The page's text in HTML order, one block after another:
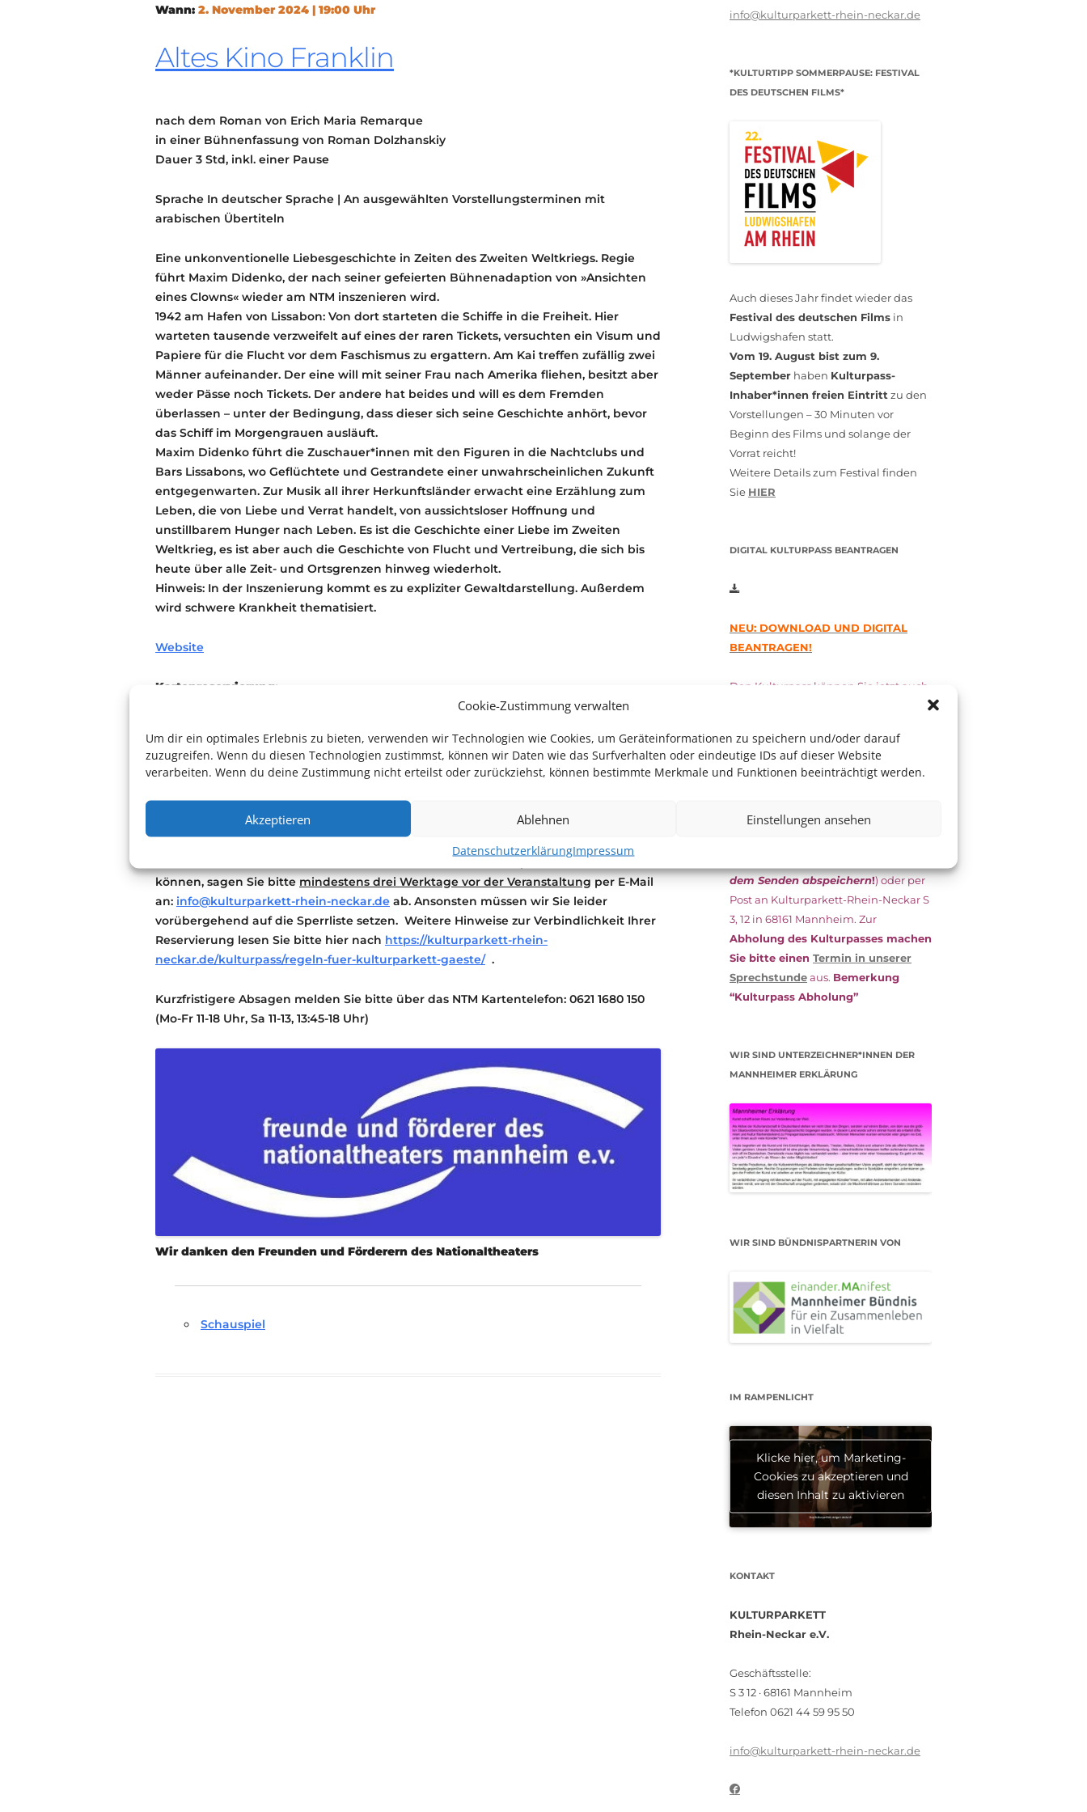
Cookie-Zustimmung verwalten
Um dir ein optimales Erlebnis zu bieten, verwenden wir Technologien wie Cookies, um Geräteinformationen zu speichern und/oder darauf
zuzugreifen. Wenn du diesen Technologien zustimmst, können wir Daten wie das Surfverhalten oder eindeutige IDs auf dieser Website
verarbeiten. Wenn du deine Zustimmung nicht erteilst oder zurückziehst, können bestimmte Merkmale und Funktionen beeinträchtigt werden.
Akzeptieren Ablehnen Einstellungen ansehen
DatenschutzerklärungImpressum
TRANSPARENZ
Wann: 2. November 2024 | 19:00 Uhr
Altes Kino Franklin
nach dem Roman von Erich Maria Remarque
in einer Bühnenfassung von Roman Dolzhanskiy
Dauer 3 Std, inkl. einer Pause
Sprache In deutscher Sprache | An ausgewählten Vorstellungsterminen mit
arabischen Übertiteln
Eine unkonventionelle Liebesgeschichte in Zeiten des Zweiten Weltkriegs. Regie
führt Maxim Didenko, der nach seiner gefeierten Bühnenadaption von »Ansichten
eines Clowns« wieder am NTM inszenieren wird.
1942 am Hafen von Lissabon: Von dort starteten die Schiffe in die Freiheit. Hier
warteten tausende verzweifelt auf eines der raren Tickets, versuchten ein Visum und
Papiere für die Flucht vor dem Faschismus zu ergattern. Am Kai treffen zufällig zwei
Männer aufeinander. Der eine will mit seiner Frau nach Amerika fliehen, besitzt aber
weder Pässe noch Tickets. Der andere hat beides und will es dem Fremden
überlassen – unter der Bedingung, dass dieser sich seine Geschichte anhört, bevor
das Schiff im Morgengrauen ausläuft.
Maxim Didenko führt die Zuschauer*innen mit den Figuren in die Nachtclubs und
Bars Lissabons, wo Geflüchtete und Gestrandete einer unwahrscheinlichen Zukunft
entgegenwarten. Zur Musik all ihrer Herkunftsländer erwacht eine Erzählung zum
Leben, die von Liebe und Verrat handelt, von aussichtsloser Hoffnung und
unstillbarem Hunger nach Leben. Es ist die Geschichte einer Liebe im Zweiten
Weltkrieg, es ist aber auch die Geschichte von Flucht und Vertreibung, die sich bis
heute über alle Zeit- und Ortsgrenzen hinweg wiederholt.
Hinweis: In der Inszenierung kommt es zu expliziter Gewaltdarstellung. Außerdem
wird schwere Krankheit thematisiert.
Website
Kartenreservierung:
reservierung@kulturparkett-
Die Karten werden an der Abendkasse hinterlegt!
Die kostenfreien Tickets können von Kulturpass-Inhaber*innen persönlich an der
Abendkasse abholt werden. Bitte den Kulturpass als Nachweis mitbringen.
Wichtig: Wir weisen Sie freundlich darauf hin, dass Ihre Reservierung verbindlich ist.
Die zur Verfügung gestellten Karten werden vom Freundeskreis des
Nationaltheaters finanziert. Wenn Sie die Karten nicht in Anspruch nehmen
können, sagen Sie bittemindestens drei Werktage vor der Veranstaltungper E-Mail
an: info@kulturparkett-rhein-neckar.de ab. Ansonsten müssen wir Sie leider
vorübergehend auf die Sperrliste setzen. Weitere Hinweise zur Verbindlichkeit Ihrer
Reservierung lesen Sie bitte hier nach https://kulturparkett-rhein-
neckar.de/kulturpass/regeln-fuer-kulturparkett-gaeste/.
Kurzfristigere Absagen melden Sie bitte über das NTM Kartentelefon: 0621 1680 150
(Mo-Fr 11-18 Uhr, Sa 11-13, 13:45-18 Uhr)
Wir danken den Freunden und Förderern des Nationaltheaters
Schauspiel
info@kulturparkett-rhein-neckar.de
*KULTURTIPP SOMMERPAUSE: FESTIVAL
DES DEUTSCHEN FILMS*
Auch dieses Jahr findet wieder das
Festival des deutschen Films in
Ludwigshafen statt.
Vom 19. August bist zum 9.
September haben Kulturpass-
Inhaber*innen freien Eintritt zu den
Vorstellungen – 30 Minuten vor
Beginn des Films und solange der
Vorrat reicht!
Weitere Details zum Festival finden
Sie HIER
DIGITAL KULTURPASS BEANTRAGEN
NEU: DOWNLOAD UND DIGITAL
BEANTRAGEN!
Den Kulturpass können Sie jetzt auch
esunterschriebenzusammen mit
dem aktuellen
(Bürgergeld/
das Kulturparkett zurück: Per E-Mail
dem Senden abspeichern!) oder per
Post an Kulturparkett-Rhein-Neckar S
3, 12 in 68161 Mannheim. Zur
Abholung des Kulturpasses machen
Sie bitte einen Termin in unserer
Sprechstundeaus. Bemerkung
“Kulturpass Abholung”
WIR SIND UNTERZEICHNER*INNEN DER
MANNHEIMER ERKLÄRUNG
WIR SIND BÜNDNISPARTNERIN VON
IM RAMPENLICHT
Klicke hier, um Marketing-
Cookies zu akzeptieren und
diesen Inhalt zu aktivieren
KONTAKT
KULTURPARKETT
Rhein-Neckar e.V.
Geschäftsstelle:
S 3 12 · 68161 Mannheim
Telefon 0621 44 59 95 50
info@kulturparkett-rhein-neckar.de